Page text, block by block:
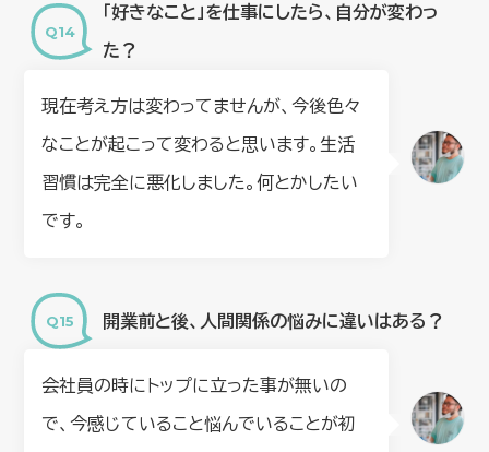
「好きなこと」を仕事にしたら、自分が変わっ
た？
現在考え方は変わってませんが、今後色々
なことが起こって変わると思います。生活
習慣は完全に悪化しました。何とかしたい
です。
開業前と後、人間関係の悩みに違いはある？
会社員の時にトップに立った事が無いの
で、今感じていること悩んでいることが初